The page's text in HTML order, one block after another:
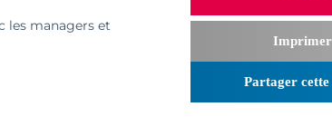
les managers et
Imprimer
Partager